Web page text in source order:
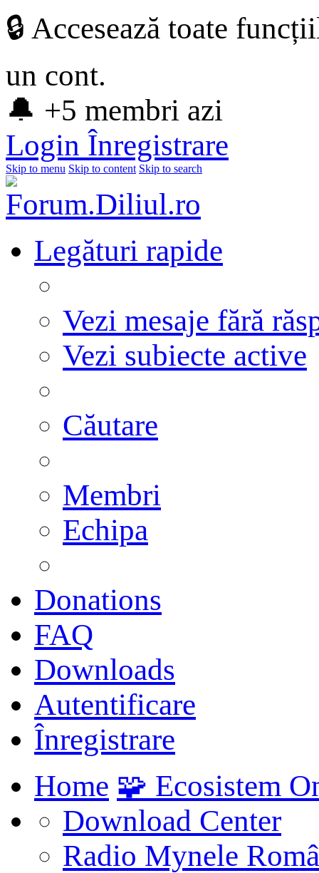
🔒 Accesează toate
un cont.
🔔 +5 membri azi
Login Înregistrare
Skip to menu Skip to content Skip to search
Legături rapide
Vezi mesaje fără
Vezi subiecte active
Căutare
Membri
Echipa
Donations
FAQ
Downloads
Autentificare
Înregistrare
Home 🧩 Ecosistem
Download Center
Radio Mynele